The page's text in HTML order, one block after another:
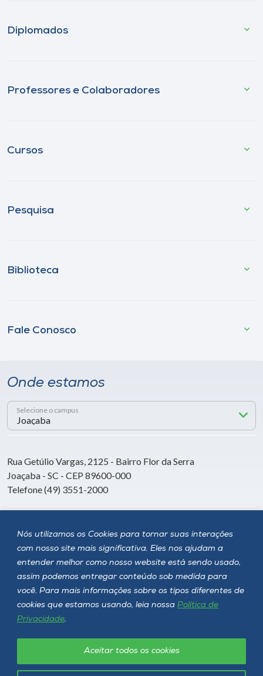
Nós utilizamos os Cookies para tornar suas interações
com nosso site mais significativa. Eles nos ajudam a
entender melhor como nosso website está sendo usado,
assim podemos entregar conteúdo sob medida para
você. Para mais informações sobre os tipos diferentes de
cookies que estamos usando, leia nossa Política de
Privacidade.
Aceitar todos os cookies
Diplomados
Professores e Colaboradores
Cursos
Pesquisa
Biblioteca
Fale Conosco
Onde estamos
Selecione o campus
Rua Getúlio Vargas, 2125 - Bairro Flor da Serra
Joaçaba - SC - CEP 89600-000
Telefone (49) 3551-2000
Siga a Unoesc
Política de privacidade LGPD